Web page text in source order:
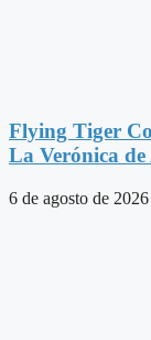
Flying Tiger
La Verónica
6 de agosto de 2026